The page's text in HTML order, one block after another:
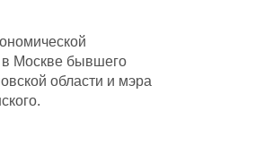
Москве бывшего
области и мэра